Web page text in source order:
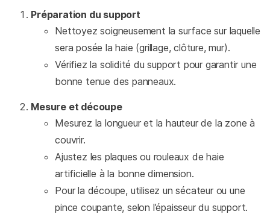
Préparation du support
Nettoyez soigneusement la surface sur laquelle
sera posée la haie (grillage, clôture, mur).
Vérifiez la solidité du support pour garantir une
bonne tenue des panneaux.
Mesure et découpe
Mesurez la longueur et la hauteur de la zone à
couvrir.
Ajustez les plaques ou rouleaux de haie
artificielle à la bonne dimension.
Pour la découpe, utilisez un sécateur ou une
pince coupante, selon l’épaisseur du support.